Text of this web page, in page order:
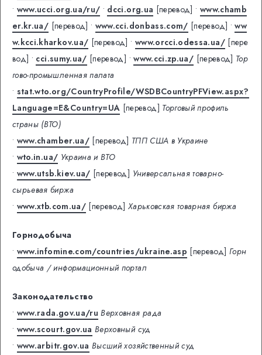
• www.ucci.org.ua/ru/ • dcci.org.ua [перевод] • www.chamb
er.kr.ua/ [перевод] • www.cci.donbass.com/ [перевод] •ww
w.kcci.kharkov.ua/ [перевод] • www.orcci.odessa.ua/ [пере
вод] • cci.sumy.ua/ [перевод] •www.cci.zp.ua/ [перевод] Тор
гово-промышленная палата
• stat.wto.org/CountryProfile/WSDBCountryPFView.aspx?
Language=E&Country=UA [перевод] Торговый профиль
страны (ВТО)
• www.chamber.ua/ [перевод] ТПП США в Украине
• wto.in.ua/ Украина и ВТО
• www.utsb.kiev.ua/ [перевод] Универсальная товарно-
сырьевая биржа
• www.xtb.com.ua/ [перевод] Харьковская товарная биржа
Горнодобыча
• www.infomine.com/countries/ukraine.asp [перевод] Горн
одобыча / информационный портал
Законодательство
• www.rada.gov.ua/ru Верховная рада
• www.scourt.gov.ua Верховный суд
• www.arbitr.gov.ua Высший хозяйственный суд